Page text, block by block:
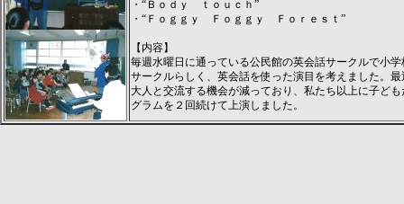
・“Ｂｏｄｙ ｔｏｕｃｈ”
・“Ｆｏｇｇｙ Ｆｏｇｇｙ Ｆｏｒｅｓｔ”
【内容】
毎週水曜日に通っている公民館の英会話サークルで小
サークルらしく、英会話を使った演目を考えました。
大人と交流する機会が減っており、私たち以上に子ど
グラムを２回続けて上演しました。